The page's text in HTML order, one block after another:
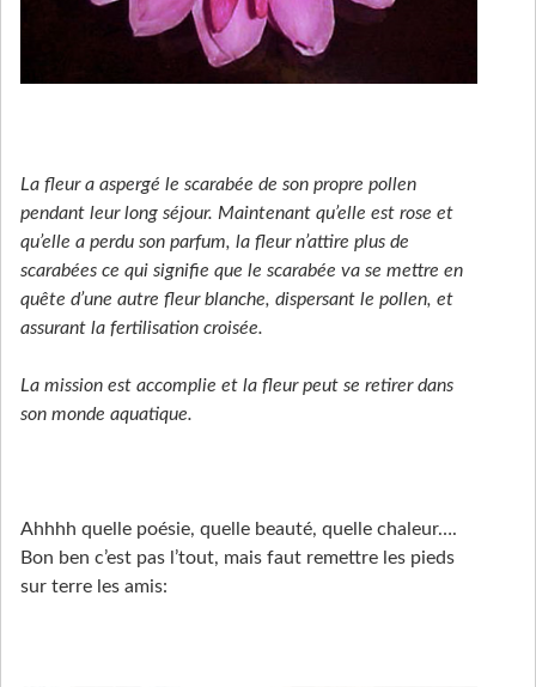
La fleur a aspergé le scarabée de son propre pollen
pendant leur long séjour. Maintenant qu’elle est rose et
qu’elle a perdu son parfum, la fleur n’attire plus de
scarabées ce qui signifie que le scarabée va se mettre en
quête d’une autre fleur blanche, dispersant le pollen, et
assurant la fertilisation croisée.
La mission est accomplie et la fleur peut se retirer dans
son monde aquatique.
Ahhhh quelle poésie, quelle beauté, quelle chaleur….
Bon ben c’est pas l’tout, mais faut remettre les pieds
sur terre les amis: